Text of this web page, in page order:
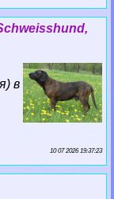
в
10 07 2026 19:37:23